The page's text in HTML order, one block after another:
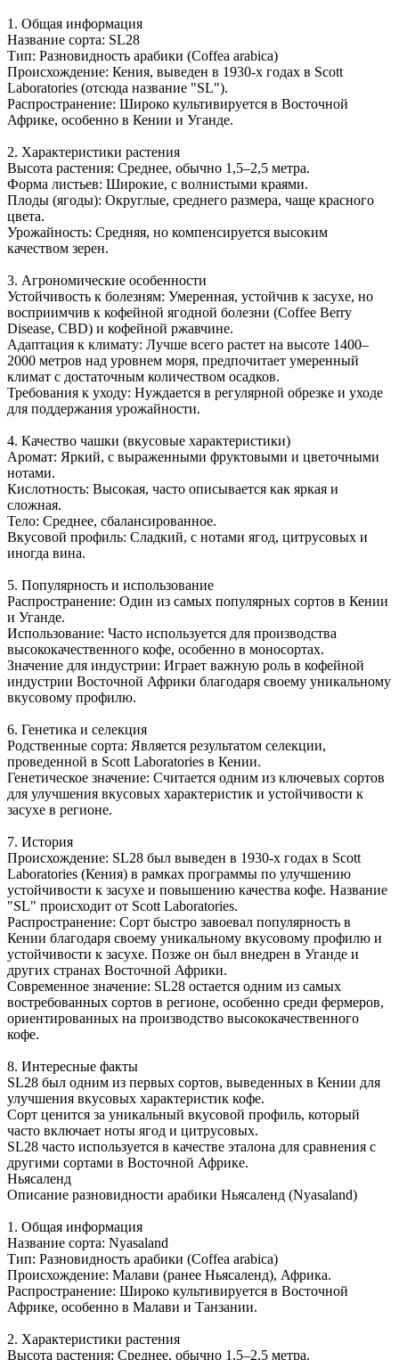
1. Общая информация
Название сорта: SL28
Тип: Разновидность арабики (Coffea arabica)
Происхождение: Кения, выведен в 1930-х годах в Scott
Laboratories (отсюда название "SL").
Распространение: Широко культивируется в Восточной
Африке, особенно в Кении и Уганде.
2. Характеристики растения
Высота растения: Среднее, обычно 1,5–2,5 метра.
Форма листьев: Широкие, с волнистыми краями.
Плоды (ягоды): Округлые, среднего размера, чаще красного
цвета.
Урожайность: Средняя, но компенсируется высоким
качеством зерен.
3. Агрономические особенности
Устойчивость к болезням: Умеренная, устойчив к засухе, но
восприимчив к кофейной ягодной болезни (Coffee Berry
Disease, CBD) и кофейной ржавчине.
Адаптация к климату: Лучше всего растет на высоте 1400–
2000 метров над уровнем моря, предпочитает умеренный
климат с достаточным количеством осадков.
Требования к уходу: Нуждается в регулярной обрезке и уходе
для поддержания урожайности.
4. Качество чашки (вкусовые характеристики)
Аромат: Яркий, с выраженными фруктовыми и цветочными
нотами.
Кислотность: Высокая, часто описывается как яркая и
сложная.
Тело: Среднее, сбалансированное.
Вкусовой профиль: Сладкий, с нотами ягод, цитрусовых и
иногда вина.
5. Популярность и использование
Распространение: Один из самых популярных сортов в Кении
и Уганде.
Использование: Часто используется для производства
высококачественного кофе, особенно в моносортах.
Значение для индустрии: Играет важную роль в кофейной
индустрии Восточной Африки благодаря своему уникальному
вкусовому профилю.
6. Генетика и селекция
Родственные сорта: Является результатом селекции,
проведенной в Scott Laboratories в Кении.
Генетическое значение: Считается одним из ключевых сортов
для улучшения вкусовых характеристик и устойчивости к
засухе в регионе.
7. История
Происхождение: SL28 был выведен в 1930-х годах в Scott
Laboratories (Кения) в рамках программы по улучшению
устойчивости к засухе и повышению качества кофе. Название
"SL" происходит от Scott Laboratories.
Распространение: Сорт быстро завоевал популярность в
Кении благодаря своему уникальному вкусовому профилю и
устойчивости к засухе. Позже он был внедрен в Уганде и
других странах Восточной Африки.
Современное значение: SL28 остается одним из самых
востребованных сортов в регионе, особенно среди фермеров,
ориентированных на производство высококачественного
кофе.
8. Интересные факты
SL28 был одним из первых сортов, выведенных в Кении для
улучшения вкусовых характеристик кофе.
Сорт ценится за уникальный вкусовой профиль, который
часто включает ноты ягод и цитрусовых.
SL28 часто используется в качестве эталона для сравнения с
другими сортами в Восточной Африке.
Ньясаленд
Описание разновидности арабики Ньясаленд (Nyasaland)
1. Общая информация
Название сорта: Nyasaland
Тип: Разновидность арабики (Coffea arabica)
Происхождение: Малави (ранее Ньясаленд), Африка.
Распространение: Широко культивируется в Восточной
Африке, особенно в Малави и Танзании.
2. Характеристики растения
Высота растения: Среднее, обычно 1,5–2,5 метра.